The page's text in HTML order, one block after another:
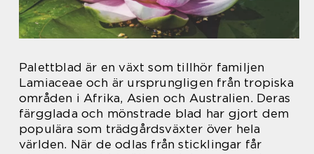
Palettblad är en växt som tillhör familjen
Lamiaceae och är ursprungligen från tropiska
områden i Afrika, Asien och Australien. Deras
färgglada och mönstrade blad har gjort dem
populära som trädgårdsväxter över hela
världen. När de odlas från sticklingar får